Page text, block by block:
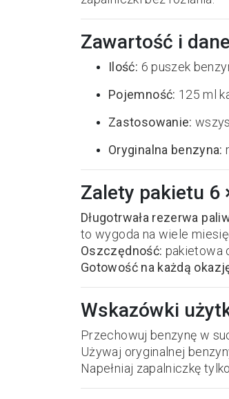
Zawartość i
Ilość: 6 puszek
Pojemność: 125 ml
Zastosowanie:
Oryginalna benzyna:
Zalety pakietu 6
Długotrwała rezerwa
to wygoda na wiele
Oszczędność: pakietowa
Gotowość na każdą
Wskazówki
Przechowuj benzynę w
Używaj oryginalnej
Napełniaj zapalniczkę